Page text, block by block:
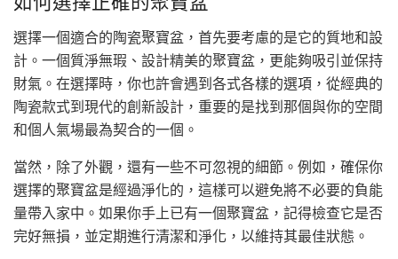
選擇一個適合的陶瓷聚寶盆，首先要考慮的是它的質地和設
計。一個質淨無瑕、設計精美的聚寶盆，更能夠吸引並保持
財氣。在選擇時，你也許會遇到各式各樣的選項，從經典的
陶瓷款式到現代的創新設計，重要的是找到那個與你的空間
和個人氣場最為契合的一個。
當然，除了外觀，還有一些不可忽視的細節。例如，確保你
選擇的聚寶盆是經過淨化的，這樣可以避免將不必要的負能
量帶入家中。如果你手上已有一個聚寶盆，記得檢查它是否
完好無損，並定期進行清潔和淨化，以維持其最佳狀態。